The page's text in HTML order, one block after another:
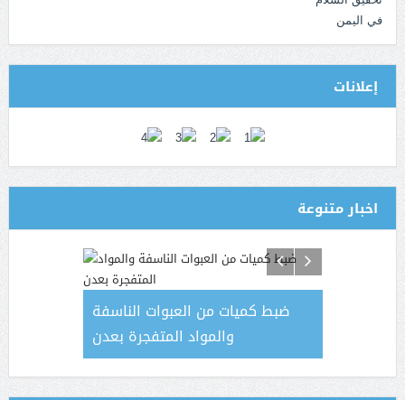
إعلانات
اخبار متنوعة
يجتمع
ضبط كميات من العبوات الناسفة
والمواد المتفجرة بعدن